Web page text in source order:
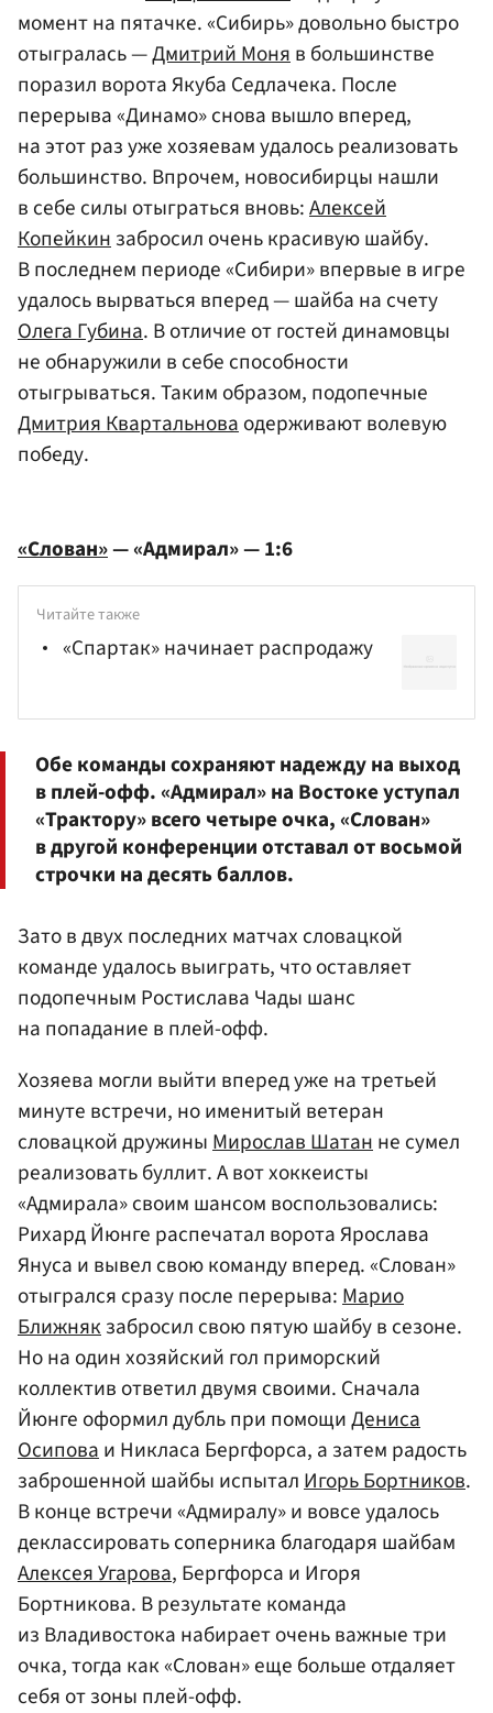
момент на пятачке. «Сибирь» довольно быстро
отыгралась —Дмитрий Моняв большинстве
поразил ворота Якуба Седлачека. После
перерыва «Динамо» снова вышло вперед,
на этот раз уже хозяевам удалось реализовать
большинство. Впрочем, новосибирцы нашли
в себе силы отыграться вновь:Алексей
Копейкинзабросил очень красивую шайбу.
В последнем периоде «Сибири» впервые в игре
удалось вырваться вперед — шайба на счету
Олега Губина. В отличие от гостей динамовцы
не обнаружили в себе способности
отыгрываться. Таким образом, подопечные
Дмитрия Квартальноваодерживают волевую
победу.
«Слован»— «Адмирал» — 1:6
Читайте также
«Спартак» начинает распродажу
Обе команды сохраняют надежду на выход
в плей-офф. «Адмирал» на Востоке уступал
«Трактору» всего четыре очка, «Слован»
в другой конференции отставал от восьмой
строчки на десять баллов.
Зато в двух последних матчах словацкой
команде удалось выиграть, что оставляет
подопечным Ростислава Чады шанс
на попадание в плей-офф.
Хозяева могли выйти вперед уже на третьей
минуте встречи, но именитый ветеран
словацкой дружиныМирослав Шатанне сумел
реализовать буллит. А вот хоккеисты
«Адмирала» своим шансом воспользовались:
Рихард Йюнге распечатал ворота Ярослава
Януса и вывел свою команду вперед. «Слован»
отыгрался сразу после перерыва:Марио
Ближнякзабросил свою пятую шайбу в сезоне.
Но на один хозяйский гол приморский
коллектив ответил двумя своими. Сначала
Йюнге оформил дубль при помощиДениса
Осиповаи Никласа Бергфорса, а затем радость
заброшенной шайбы испыталИгорь Бортников.
В конце встречи «Адмиралу» и вовсе удалось
деклассировать соперника благодаря шайбам
Алексея Угарова, Бергфорса и Игоря
Бортникова. В результате команда
из Владивостока набирает очень важные три
очка, тогда как «Слован» еще больше отдаляет
себя от зоны плей-офф.